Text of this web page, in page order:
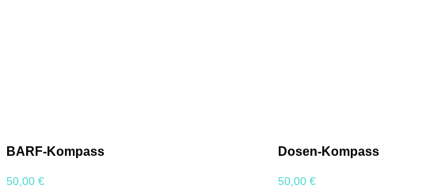
BARF-Kompass
50,00 €
Dosen-Kompass
50,00€